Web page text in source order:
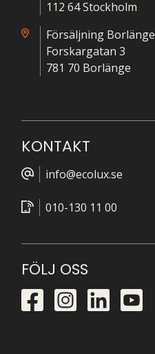
112 64 Stockholm
Försäljning Borlänge
Forskargatan 3
781 70 Borlänge
KONTAKT
info@ecolux.se
010-130 11 00
FÖLJ OSS